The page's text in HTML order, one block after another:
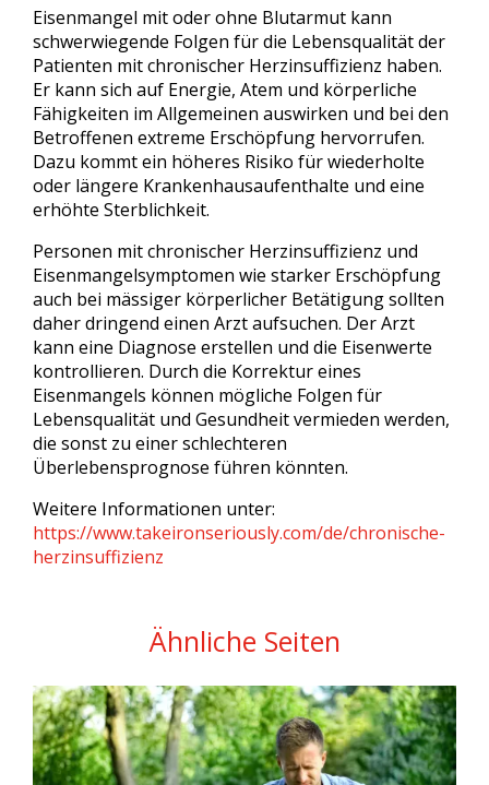
Eisenmangel mit oder ohne Blutarmut kann
schwerwiegende Folgen für die Lebensqualität der
Patienten mit chronischer Herzinsuffizienz haben.
Er kann sich auf Energie, Atem und körperliche
Fähigkeiten im Allgemeinen auswirken und bei den
Betroffenen extreme Erschöpfung hervorrufen.
Dazu kommt ein höheres Risiko für wiederholte
oder längere Krankenhausaufenthalte und eine
erhöhte Sterblichkeit.
Personen mit chronischer Herzinsuffizienz und
Eisenmangelsymptomen wie starker Erschöpfung
auch bei mässiger körperlicher Betätigung sollten
daher dringend einen Arzt aufsuchen. Der Arzt
kann eine Diagnose erstellen und die Eisenwerte
kontrollieren. Durch die Korrektur eines
Eisenmangels können mögliche Folgen für
Lebensqualität und Gesundheit vermieden werden,
die sonst zu einer schlechteren
Überlebensprognose führen könnten.
Weitere Informationen unter:
https://www.takeironseriously.com/de/chronische-
herzinsuffizienz
Ähnliche Seiten